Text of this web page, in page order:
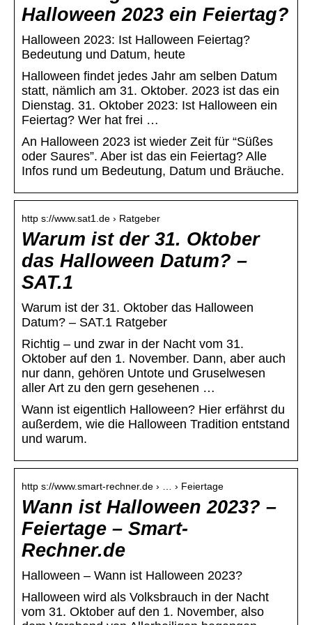
Halloween 2023 ein Feiertag?
Halloween 2023: Ist Halloween Feiertag?
Bedeutung und Datum, heute
Halloween findet jedes Jahr am selben Datum
statt, nämlich am 31. Oktober. 2023 ist das ein
Dienstag. 31. Oktober 2023: Ist Halloween ein
Feiertag? Wer hat frei …
An Halloween 2023 ist wieder Zeit für “Süßes
oder Saures”. Aber ist das ein Feiertag? Alle
Infos rund um Bedeutung, Datum und Bräuche.
http s://www.sat1.de › Ratgeber
Warum ist der 31. Oktober
das Halloween Datum? –
SAT.1
Warum ist der 31. Oktober das Halloween
Datum? – SAT.1 Ratgeber
Richtig – und zwar in der Nacht vom 31.
Oktober auf den 1. November. Dann, aber auch
nur dann, gehören Untote und Gruselwesen
aller Art zu den gern gesehenen …
Wann ist eigentlich Halloween? Hier erfährst du
außerdem, wie die Halloween Tradition entstand
und warum.
http s://www.smart-rechner.de › … › Feiertage
Wann ist Halloween 2023? –
Feiertage – Smart-
Rechner.de
Halloween – Wann ist Halloween 2023?
Halloween wird als Volksbrauch in der Nacht
vom 31. Oktober auf den 1. November, also